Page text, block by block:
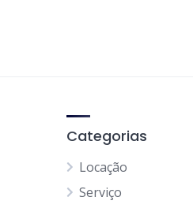
Categorias
Locação
Serviço